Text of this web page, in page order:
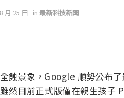
月 25 日 in 最新科技新聞
蝕景象，Google 順勢公布
然目前正式版僅在親生孩子